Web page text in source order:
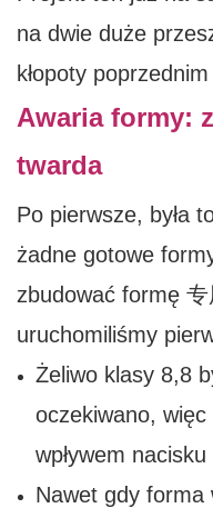
na dwie duże
kłopoty
Awaria formy:
twarda
Po pierwsze, była
żadne gotowe
zbudować formę
uruchomiliśmy
Żeliwo klasy 8,8
oczekiwano, więc
wpływem nacisku
Nawet gdy forma